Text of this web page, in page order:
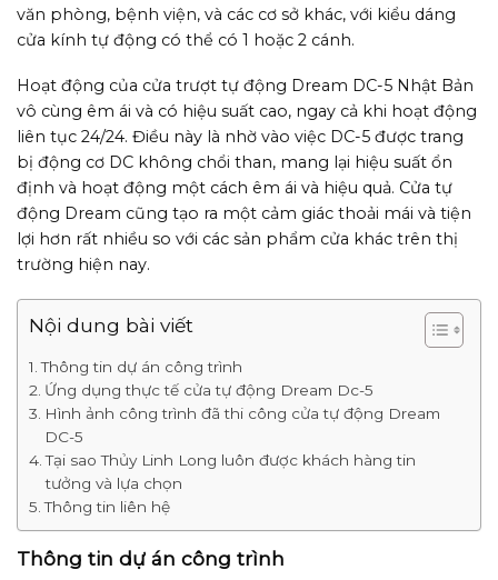
văn phòng, bệnh viện, và các cơ sở khác, với kiểu dáng
cửa kính tự động có thể có 1 hoặc 2 cánh.
Hoạt động của cửa trượt tự động Dream DC-5 Nhật Bản
vô cùng êm ái và có hiệu suất cao, ngay cả khi hoạt động
liên tục 24/24. Điều này là nhờ vào việc DC-5 được trang
bị động cơ DC không chổi than, mang lại hiệu suất ổn
định và hoạt động một cách êm ái và hiệu quả. Cửa tự
động Dream cũng tạo ra một cảm giác thoải mái và tiện
lợi hơn rất nhiều so với các sản phẩm cửa khác trên thị
trường hiện nay.
Nội dung bài viết
Thông tin dự án công trình
Ứng dụng thực tế cửa tự động Dream Dc-5
Hình ảnh công trình đã thi công cửa tự động Dream
DC-5
Tại sao Thủy Linh Long luôn được khách hàng tin
tưởng và lựa chọn
Thông tin liên hệ
Thông tin dự án công trình